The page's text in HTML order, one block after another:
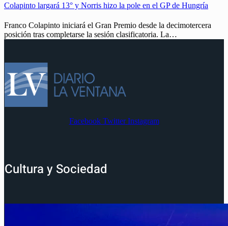
Colapinto largará 13° y Norris hizo la pole en el GP de Hungría
Franco Colapinto iniciará el Gran Premio desde la decimotercera
posición tras completarse la sesión clasificatoria. La…
Facebook Twitter Instagram
Cultura y Sociedad